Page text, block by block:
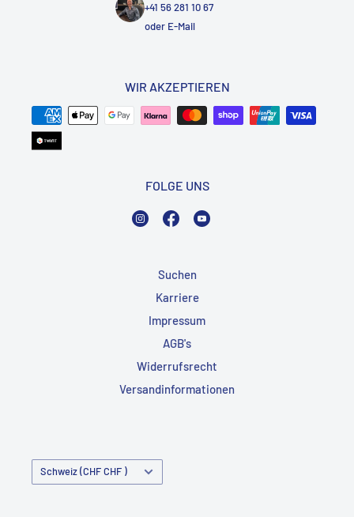
+41 56 281 10 67
oder E-Mail
WIR AKZEPTIEREN
FOLGE UNS
InstagramFacebook
Suchen
Karriere
Impressum
AGB's
Widerrufsrecht
Versandinformationen
Land/Region Schweiz (CHF CHF )